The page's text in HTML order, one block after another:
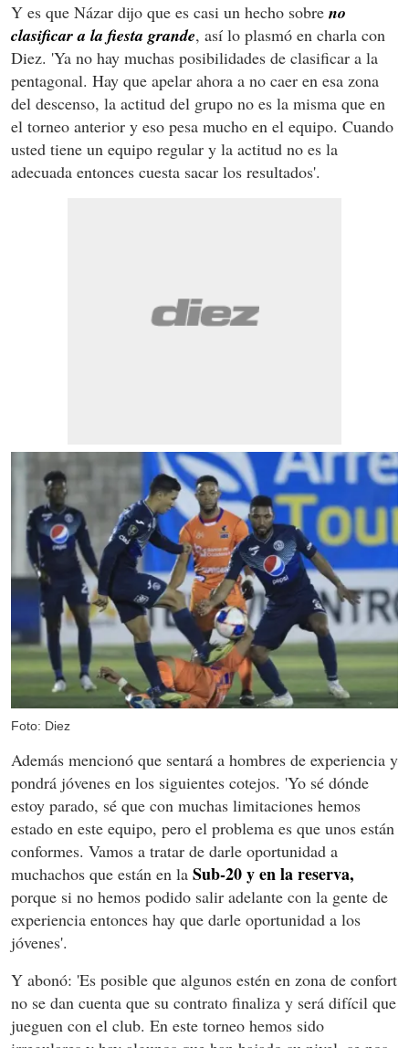
Y es que Názar dijo que es casi un hecho sobre no
clasificar a la fiesta grande, así lo plasmó en charla con
Diez. 'Ya no hay muchas posibilidades de clasificar a la
pentagonal. Hay que apelar ahora a no caer en esa zona
del descenso, la actitud del grupo no es la misma que en
el torneo anterior y eso pesa mucho en el equipo. Cuando
usted tiene un equipo regular y la actitud no es la
adecuada entonces cuesta sacar los resultados'.
Foto: Diez
Además mencionó que sentará a hombres de experiencia y
pondrá jóvenes en los siguientes cotejos. 'Yo sé dónde
estoy parado, sé que con muchas limitaciones hemos
estado en este equipo, pero el problema es que unos están
conformes. Vamos a tratar de darle oportunidad a
muchachos que están en la Sub-20 y en la reserva,
porque si no hemos podido salir adelante con la gente de
experiencia entonces hay que darle oportunidad a los
jóvenes'.
Y abonó: 'Es posible que algunos estén en zona de confort
no se dan cuenta que su contrato finaliza y será difícil que
jueguen con el club. En este torneo hemos sido